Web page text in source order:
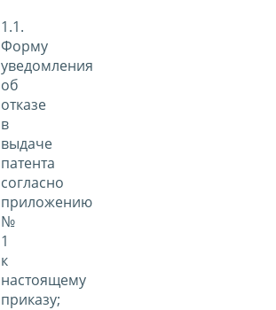
1.1.
Форму
уведомления
об
отказе
в
выдаче
патента
согласно
приложению
№
1
к
настоящему
приказу;